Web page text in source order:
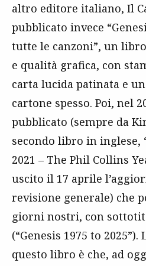
altro editore italiano, Il
pubblicato invece
tutte le canzoni”, un
e qualità grafica, con
carta lucida patinata e
cartone spesso. Poi, nel
pubblicato (sempre da
secondo libro in inglese,
2021 – The Phil Collins
uscito il 17 aprile
revisione generale) che
giorni nostri, con
(“Genesis 1975 to
questo libro è che, ad